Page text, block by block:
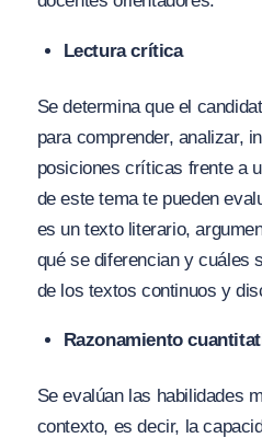
Lectura crítica
Se determina que el
para comprender, analizar,
posiciones críticas frente a
de este tema te pueden
es un texto literario,
qué se diferencian y cuáles
de los textos continuos y
Razonamiento
Se evalúan las habilidades
contexto, es decir, la